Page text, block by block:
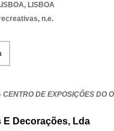
, LISBOA
n.e.
CENTRO DE EXPOSIÇÕES DO
Decorações, Lda